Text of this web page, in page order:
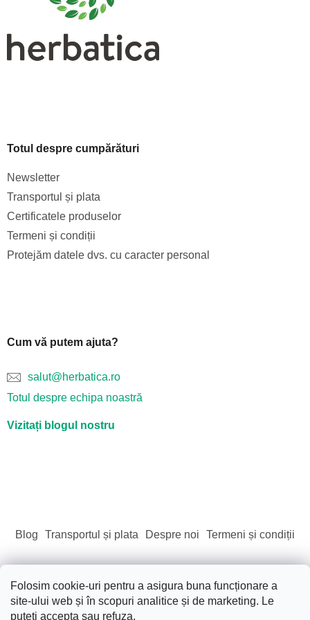
Folosim cookie-uri pentru a asigura buna funcționare a
site-ului web și în scopuri analitice și de marketing. Le
puteți accepta sau refuza.
ă
r
Totul despre cumpărături
Newsletter
Transportul și plata
Certificatele produselor
Termeni și condiții
Protejăm datele dvs. cu caracter personal
Cum vă putem ajuta?
salut@herbatica.ro
Totul despre echipa noastră
Vizitați blogul nostru
Blog Transportul și plata Despre noi Termeni și condiții
Creat de Shoptet